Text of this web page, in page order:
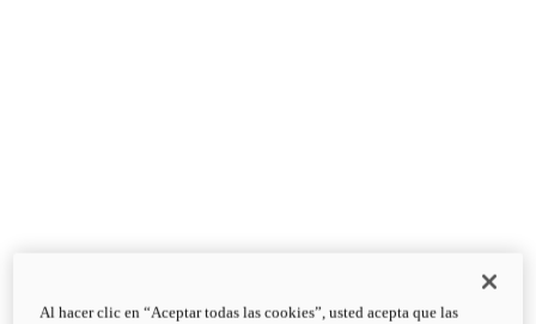
Al hacer clic en “Aceptar todas las cookies”, usted acepta que las